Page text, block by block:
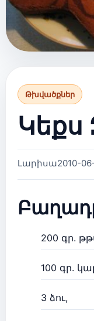
Թխվածքներ
Կեքս
Լարիսա2010-
200 գր.
100 գր.
3 ձու,